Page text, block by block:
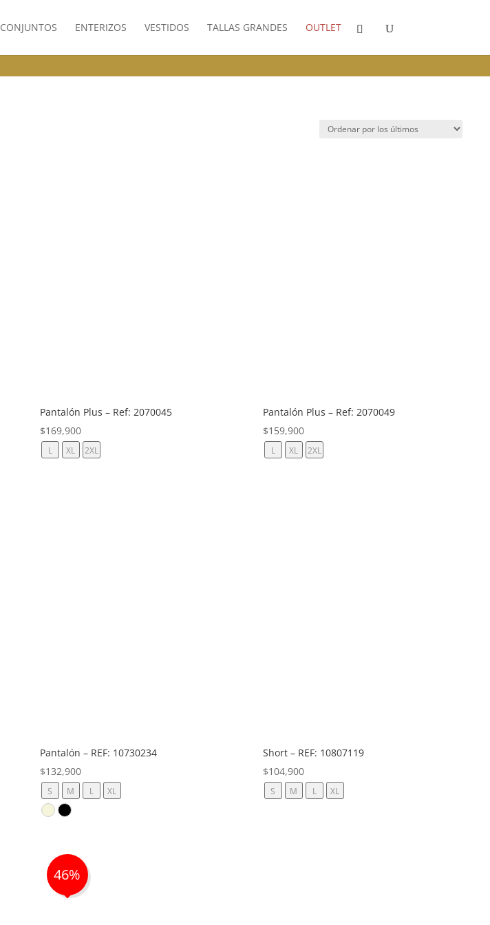
CONJUNTOS ENTERIZOS VESTIDOS TALLAS GRANDES OUTLET
Pantalón Plus – Ref: 2070045
$169,900
L XL 2XL
Pantalón Plus – Ref: 2070049
$159,900
L XL 2XL
Pantalón – REF: 10730234
$132,900
S M L XL
Short – REF: 10807119
$104,900
S M L XL
46%